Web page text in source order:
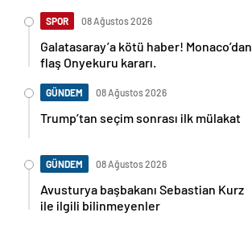
SPOR 08 Ağustos 2026
Galatasaray’a kötü haber! Monaco’dan
flaş Onyekuru kararı.
GÜNDEM 08 Ağustos 2026
Trump’tan seçim sonrası ilk mülakat
GÜNDEM 08 Ağustos 2026
Avusturya başbakanı Sebastian Kurz
ile ilgili bilinmeyenler